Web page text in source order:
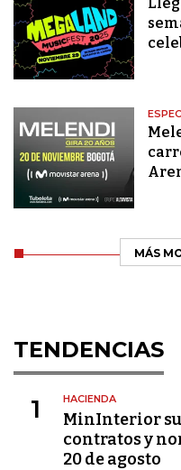
MÁS
TENDENCIAS
1 HACIENDA
MinInterior
contratos y
20 de agosto